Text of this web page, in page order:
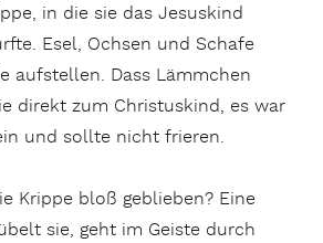
in die sie das Jesuskind
Esel, Ochsen und Schafe
aufstellen. Dass Lämmchen
direkt zum Christuskind, es war
und sollte nicht frieren.
Krippe bloß geblieben? Eine
sie, geht im Geiste durch